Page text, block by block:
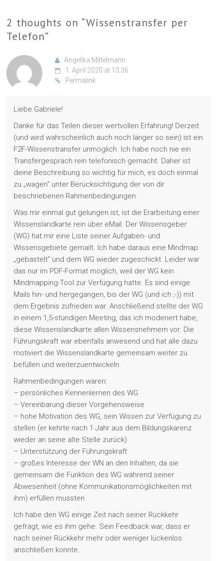
2 thoughts on “Wissenstransfer per
Telefon”
Angelika Mittelmann
1. April 2020 at 13:36
Permalink
Liebe Gabriele!
Danke für das Teilen dieser wertvollen Erfahrung! Derzeit
(und wird wahrscheinlich auch noch länger so sein) ist ein
F2F-Wissenstransfer unmöglich. Ich habe noch nie ein
Transfergespräch rein telefonisch gemacht. Daher ist
deine Beschreibung so wichtig für mich, es doch einmal
zu „wagen“ unter Berücksichtigung der von dir
beschriebenen Rahmenbedingungen.
Was mir einmal gut gelungen ist, ist die Erarbeitung einer
Wissenslandkarte rein über eMail. Der Wissensgeber
(WG) hat mir eine Liste seiner Aufgaben- und
Wissensgebiete gemailt. Ich habe daraus eine Mindmap
„gebastelt“ und dem WG wieder zugeschickt. Leider war
das nur im PDF-Format möglich, weil der WG kein
Mindmapping-Tool zur Verfügung hatte. Es sind einige
Mails hin- und hergegangen, bis der WG (und ich ;-)) mit
dem Ergebnis zufrieden war. Anschließend stellte der WG
in einem 1,5-stündigen Meeting, das ich moderiert habe,
diese Wissenslandkarte allen Wissensnehmern vor. Die
Führungskraft war ebenfalls anwesend und hat alle dazu
motiviert die Wissenslandkarte gemeinsam weiter zu
befüllen und weiterzuentwickeln.
Rahmenbedingungen waren:
– persönliches Kennenlernen des WG
– Vereinbarung dieser Vorgehensweise
– hohe Motivation des WG, sein Wissen zur Verfügung zu
stellen (er kehrte nach 1 Jahr aus dem Bildungskarenz
wieder an seine alte Stelle zurück)
– Unterstützung der Führungskraft
– großes Interesse der WN an den Inhalten, da sie
gemeinsam die Funktion des WG während seiner
Abwesenheit (ohne Kommunikationsmöglichkeiten mit
ihm) erfüllen mussten
Ich habe den WG einige Zeit nach seiner Rückkehr
gefragt, wie es ihm gehe. Sein Feedback war, dass er
nach seiner Rückkehr mehr oder weniger lückenlos
anschließen konnte.